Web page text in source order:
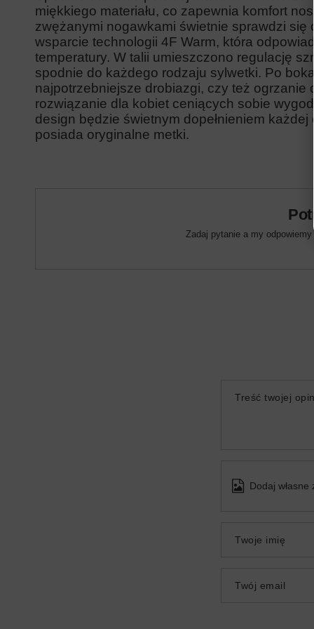
miękkiego materiału, co zapewnia komfort
zwężanymi nogawkami świetnie sprawdzi się
wsparcie technologii 4F Warm, która
temperatury. W talii umieszczono regulację
spodnie do każdego rodzaju sylwetki. Po
najpotrzebniejsze drobiazgi, czy też ogrzanie
rozwiązanie dla kobiet ceniących sobie
design będzie świetnym dopełnieniem każdej
posiada oryginalne metki.
Zadaj pytanie a my
Treść twojej
Dodaj
Twoje imię
Twój email